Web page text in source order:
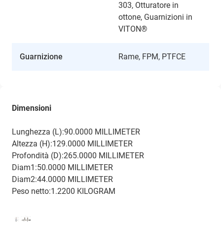
303, Otturatore in
ottone, Guarnizioni in
VITON®
Guarnizione Rame, FPM, PTFCE
Dimensioni
Lunghezza (L):90.0000 MILLIMETER
Altezza (H):129.0000 MILLIMETER
Profondità (D):265.0000 MILLIMETER
Diam1:50.0000 MILLIMETER
Diam2:44.0000 MILLIMETER
Peso netto:1.2200 KILOGRAM